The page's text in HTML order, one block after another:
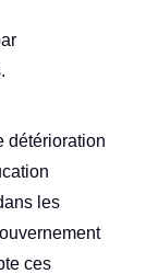
détérioration
les
ces